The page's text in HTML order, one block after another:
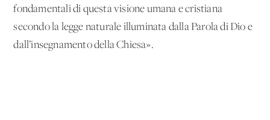
fondamentali di questa visione umana e cristiana
secondo la legge naturale illuminata dalla Parola di Dio e
dall’insegnamento della Chiesa».